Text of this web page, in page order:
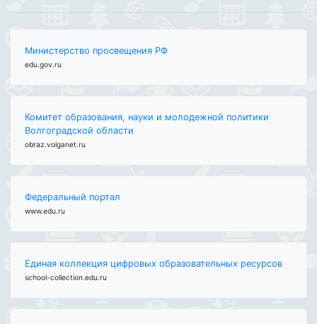
Министерство просвещения РФ
edu.gov.ru
Комитет образования, науки и молодежной политики
Волгоградской области
obraz.volganet.ru
Федеральный портал
www.edu.ru
Единая коллекция цифровых образовательных ресурсов
school-collection.edu.ru